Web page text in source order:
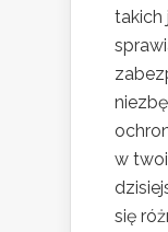
takich
w
się